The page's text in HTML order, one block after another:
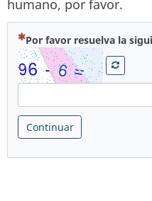
humano, por favor.
Por favor resuelva la
Continuar